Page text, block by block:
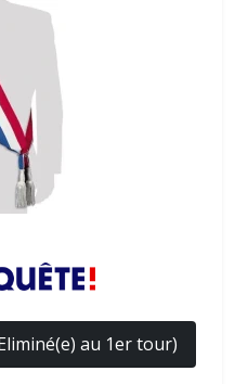
au 1er tour)